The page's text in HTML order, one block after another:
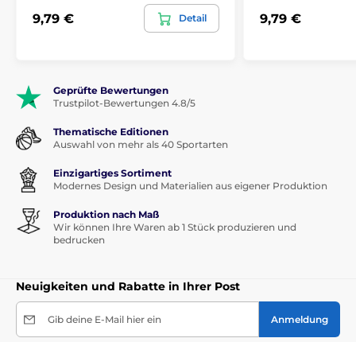
9,79 € Detail 9,79 €
Geprüfte Bewertungen
Trustpilot-Bewertungen 4.8/5
Thematische Editionen
Auswahl von mehr als 40 Sportarten
Einzigartiges Sortiment
Modernes Design und Materialien aus eigener Produktion
Produktion nach Maß
Wir können Ihre Waren ab 1 Stück produzieren und
bedrucken
Neuigkeiten und Rabatte in Ihrer Post
Gib deine E-Mail hier ein Anmeldung